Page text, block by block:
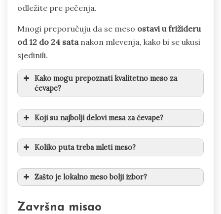
odležite pre pečenja.
Mnogi preporučuju da se meso ostavi u frižideru
od 12 do 24 sata nakon mlevenja, kako bi se ukusi
sjedinili.
Kako mogu prepoznati kvalitetno meso za
ćevape?
Koji su najbolji delovi mesa za ćevape?
Koliko puta treba mleti meso?
Zašto je lokalno meso bolji izbor?
Završna misao